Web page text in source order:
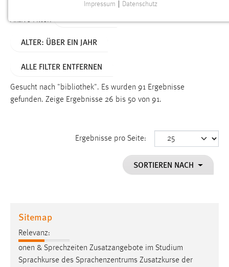
Aktive Filter:
ALTER: ÜBER EIN JAHR
ALLE FILTER ENTFERNEN
Gesucht nach "bibliothek". Es wurden 91 Ergebnisse
gefunden. Zeige Ergebnisse 26 bis 50 von 91.
Ergebnisse pro Seite:
SORTIEREN NACH
Sitemap
Relevanz:
onen & Sprechzeiten Zusatzangebote im Studium
Sprachkurse des Sprachenzentrums Zusatzkurse der
Funktionen und sind für die einwandfreie Funktion der
Name:
Dieser Cookie speichert die ausgewählten Einverständnis-
Name:
staticfilecache
Zweck:
Impressum Datenschutz